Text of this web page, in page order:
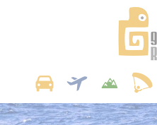
Panneau de gestion des cookies